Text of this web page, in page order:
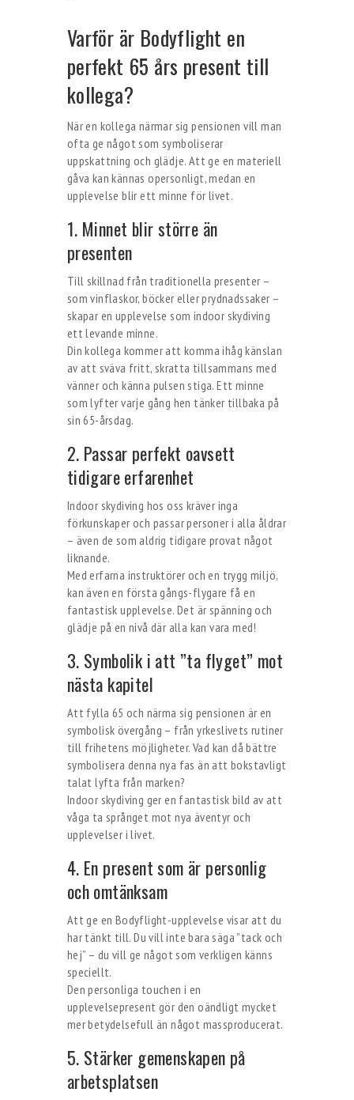
Varför är Bodyflight en
perfekt 65 års present till
kollega?
När en kollega närmar sig pensionen vill man
ofta ge något som symboliserar
uppskattning och glädje. Att ge en materiell
gåva kan kännas opersonligt, medan en
upplevelse blir ett minne för livet.
1. Minnet blir större än
presenten
Till skillnad från traditionella presenter –
som vinflaskor, böcker eller prydnadssaker –
skapar en upplevelse som indoor skydiving
ett levande minne.
Din kollega kommer att komma ihåg känslan
av att sväva fritt, skratta tillsammans med
vänner och känna pulsen stiga. Ett minne
som lyfter varje gång hen tänker tillbaka på
sin 65-årsdag.
2. Passar perfekt oavsett
tidigare erfarenhet
Indoor skydiving hos oss kräver inga
förkunskaper och passar personer i alla åldrar
– även de som aldrig tidigare provat något
liknande.
Med erfarna instruktörer och en trygg miljö,
kan även en första gångs-flygare få en
fantastisk upplevelse. Det är spänning och
glädje på en nivå där alla kan vara med!
3. Symbolik i att ”ta flyget” mot
nästa kapitel
Att fylla 65 och närma sig pensionen är en
symbolisk övergång – från yrkeslivets rutiner
till frihetens möjligheter. Vad kan då bättre
symbolisera denna nya fas än att bokstavligt
talat lyfta från marken?
Indoor skydiving ger en fantastisk bild av att
våga ta språnget mot nya äventyr och
upplevelser i livet.
4. En present som är personlig
och omtänksam
Att ge en Bodyflight-upplevelse visar att du
har tänkt till. Du vill inte bara säga ”tack och
hej” – du vill ge något som verkligen känns
speciellt.
Den personliga touchen i en
upplevelsepresent gör den oändligt mycket
mer betydelsefull än något massproducerat.
5. Stärker gemenskapen på
arbetsplatsen